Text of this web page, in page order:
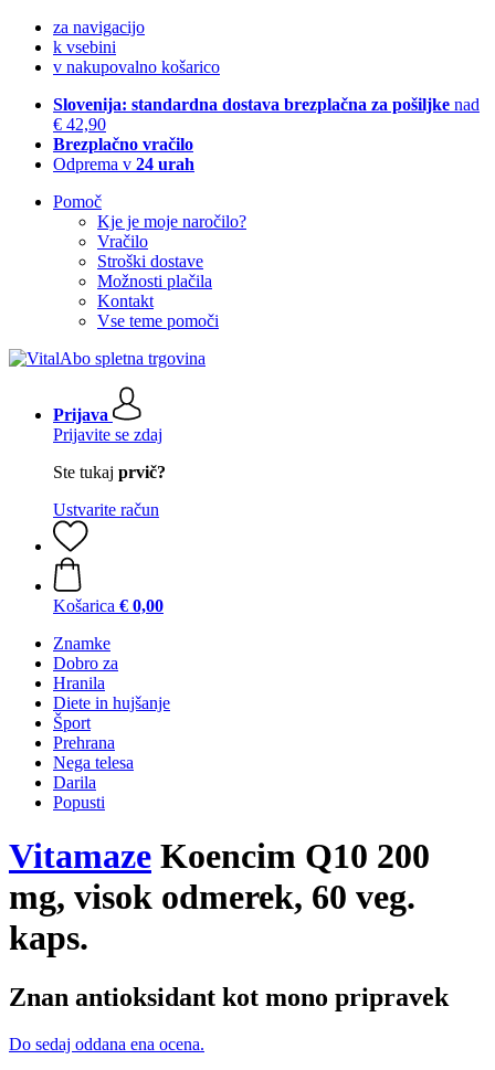
za navigacijo
k vsebini
v nakupovalno košarico
Slovenija: standardna dostava brezplačna za pošiljke nad
€ 42,90
Brezplačno vračilo
Odprema v 24 urah
Pomoč
Kje je moje naročilo?
Vračilo
Stroški dostave
Možnosti plačila
Kontakt
Vse teme pomoči
Prijava
Prijavite se zdaj
Ste tukaj prvič?
Ustvarite račun
Košarica € 0,00
Znamke
Dobro za
Hranila
Diete in hujšanje
Šport
Prehrana
Nega telesa
Darila
Popusti
Vitamaze Koencim Q10 200
mg, visok odmerek, 60 veg.
kaps.
Znan antioksidant kot mono pripravek
Do sedaj oddana ena ocena.